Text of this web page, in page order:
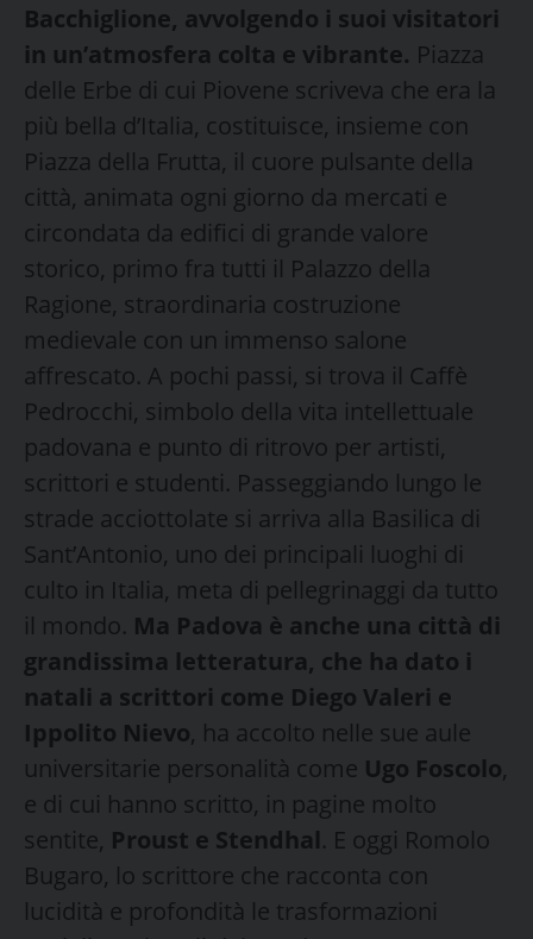
Bacchiglione, avvolgendo i suoi visitatori
in un’atmosfera colta e vibrante. Piazza
delle Erbe di cui Piovene scriveva che era la
più bella d’Italia, costituisce, insieme con
Piazza della Frutta, il cuore pulsante della
città, animata ogni giorno da mercati e
circondata da edifici di grande valore
storico, primo fra tutti il Palazzo della
Ragione, straordinaria costruzione
medievale con un immenso salone
affrescato. A pochi passi, si trova il Caffè
Pedrocchi, simbolo della vita intellettuale
padovana e punto di ritrovo per artisti,
scrittori e studenti. Passeggiando lungo le
strade acciottolate si arriva alla Basilica di
Sant’Antonio, uno dei principali luoghi di
culto in Italia, meta di pellegrinaggi da tutto
il mondo. Ma Padova è anche una città di
grandissima letteratura, che ha dato i
natali a scrittori come Diego Valeri e
Ippolito Nievo, ha accolto nelle sue aule
universitarie personalità come Ugo Foscolo,
e di cui hanno scritto, in pagine molto
sentite, Proust e Stendhal. E oggi Romolo
Bugaro, lo scrittore che racconta con
lucidità e profondità le trasformazioni